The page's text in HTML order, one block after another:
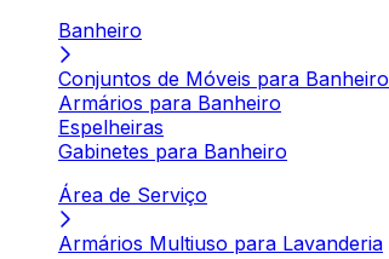
Banheiro
Conjuntos de Móveis para Banheiro
Armários para Banheiro
Espelheiras
Gabinetes para Banheiro
Área de Serviço
Armários Multiuso para Lavanderia